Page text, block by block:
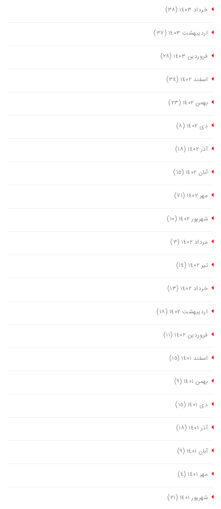
خرداد ١٤٠٣ (٣٨)
اردیبهشت ١٤٠٣ (٣٧)
فروردین ١٤٠٣ (٢٨)
اسفند ١٤٠٢ (٣٤)
بهمن ١٤٠٢ (٢٣)
دی ١٤٠٢ (٨)
آذر ١٤٠٢ (١٨)
آبان ١٤٠٢ (١٥)
مهر ١٤٠٢ (٧١)
شهریور ١٤٠٢ (١٠)
مرداد ١٤٠٢ (٣)
تیر ١٤٠٢ (١٤)
خرداد ١٤٠٢ (١٣)
اردیبهشت ١٤٠٢ (١٨)
فروردین ١٤٠٢ (١١)
اسفند ١٤٠١ (١٥)
بهمن ١٤٠١ (٩)
دی ١٤٠١ (١٥)
آذر ١٤٠١ (١٨)
آبان ١٤٠١ (٩)
مهر ١٤٠١ (٤)
شهریور ١٤٠١ (٢١)